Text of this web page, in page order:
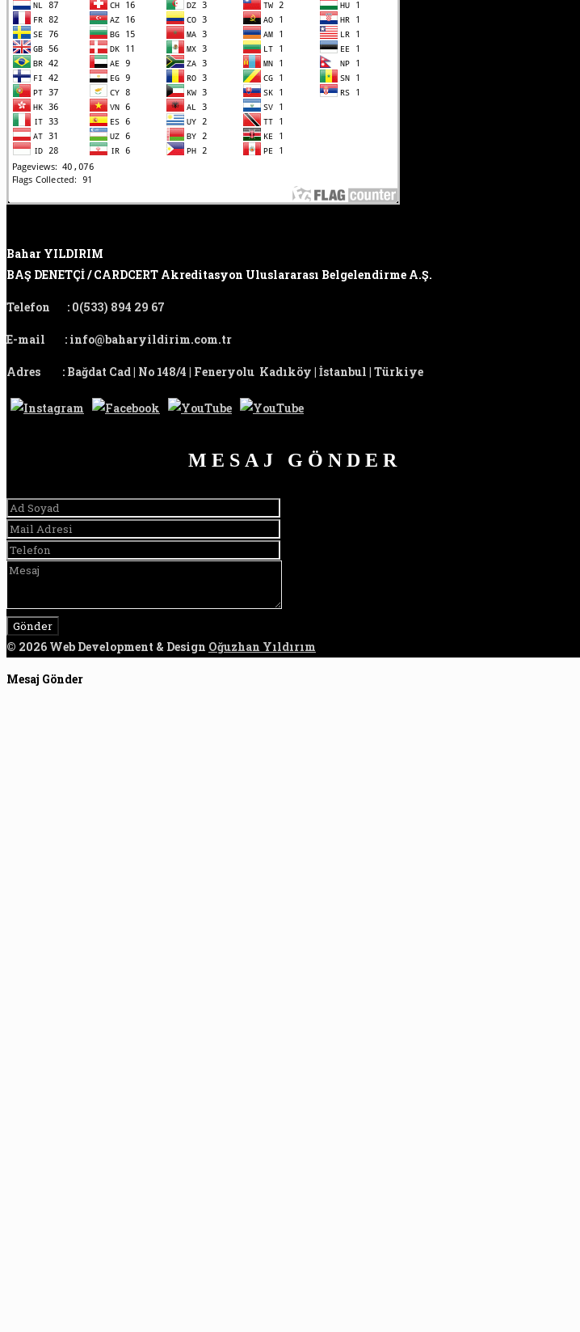
Bahar YILDIRIM
BAŞ DENETÇİ / CARDCERT Akreditasyon Uluslararası Belgelendirme A.Ş.
Telefon : 0(533) 894 29 67
E-mail : info@baharyildirim.com.tr
Adres : Bağdat Cad | No 148/4 | Feneryolu Kadıköy | İstanbul | Türkiye
MESAJ GÖNDER
© 2026 Web Development & Design Oğuzhan Yıldırım
Mesaj Gönder